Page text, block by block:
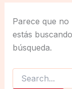
Parece que
estás
búsqueda.
Buscar
por: